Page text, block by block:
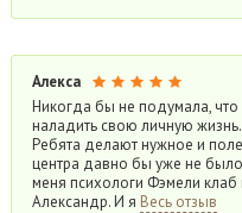
Алекса
Никогда бы не подумала,
наладить свою личную
Ребята делают нужное и
центра давно бы уже не
меня психологи Фэмели
Александр. И я Весь отзыв